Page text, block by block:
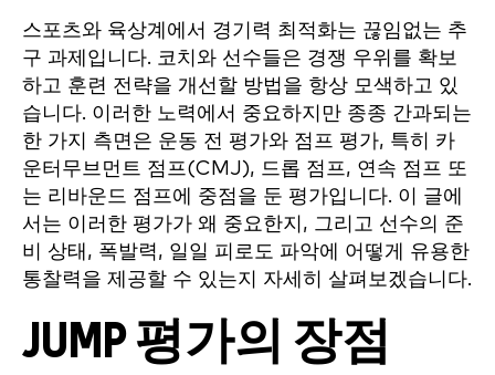
스포츠와 육상계에서 경기력 최적화는 끊임없는 추
구 과제입니다. 코치와 선수들은 경쟁 우위를 확보
하고 훈련 전략을 개선할 방법을 항상 모색하고 있
습니다. 이러한 노력에서 중요하지만 종종 간과되는
한 가지 측면은 운동 전 평가와 점프 평가, 특히 카
운터무브먼트 점프(CMJ), 드롭 점프, 연속 점프 또
는 리바운드 점프에 중점을 둔 평가입니다. 이 글에
서는 이러한 평가가 왜 중요한지, 그리고 선수의 준
비 상태, 폭발력, 일일 피로도 파악에 어떻게 유용한
통찰력을 제공할 수 있는지 자세히 살펴보겠습니다.
JUMP 평가의 장점